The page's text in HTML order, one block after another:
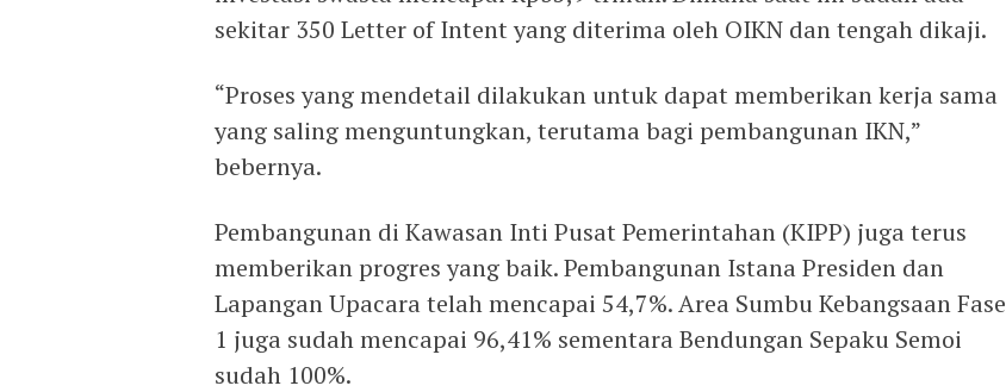
sekitar 350 Letter of Intent yang diterima oleh OIKN dan tengah dikaji.
“Proses yang mendetail dilakukan untuk dapat memberikan kerja sama
yang saling menguntungkan, terutama bagi pembangunan IKN,”
bebernya.
Pembangunan di Kawasan Inti Pusat Pemerintahan (KIPP) juga terus
memberikan progres yang baik. Pembangunan Istana Presiden dan
Lapangan Upacara telah mencapai 54,7%. Area Sumbu Kebangsaan Fase
1 juga sudah mencapai 96,41% sementara Bendungan Sepaku Semoi
sudah 100%.